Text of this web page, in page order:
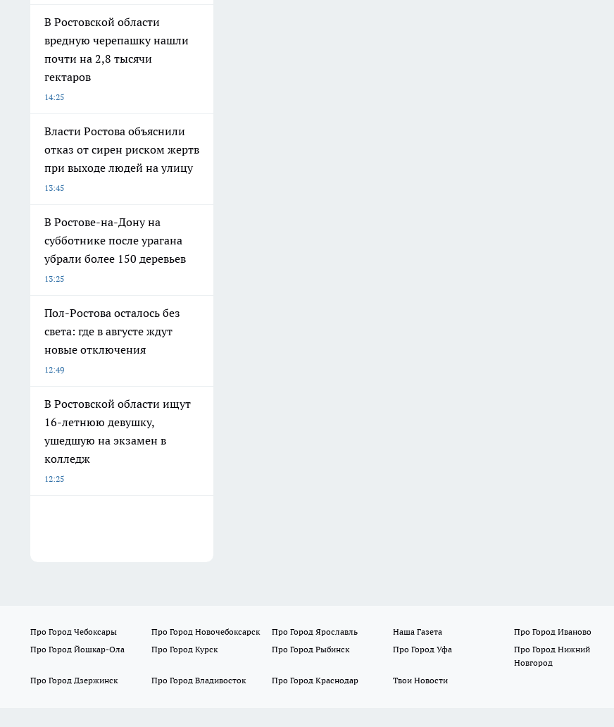
В Ростовской области
вредную черепашку нашли
почти на 2,8 тысячи
гектаров
14:25
Власти Ростова объяснили
отказ от сирен риском жертв
при выходе людей на улицу
13:45
В Ростове-на-Дону на
субботнике после урагана
убрали более 150 деревьев
13:25
Пол-Ростова осталось без
света: где в августе ждут
новые отключения
12:49
В Ростовской области ищут
16-летнюю девушку,
ушедшую на экзамен в
колледж
12:25
Про Город Чебоксары Про Город Новочебоксарск Про Город Ярославль Наша Газета
Про Город Иваново
Про Город Йошкар-Ола
Про Город Курск Про Город Рыбинск Про Город Уфа
Про Город Нижний
Новгород
Про Город Дзержинск
Про Город Владивосток Про Город Краснодар Твои Новости